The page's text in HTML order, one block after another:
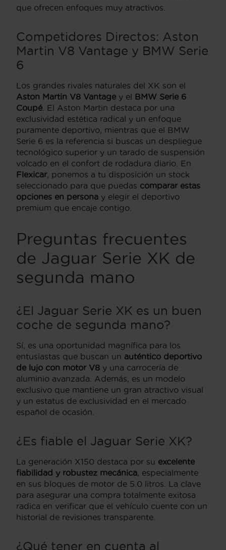
que ofrecen enfoques muy atractivos.
Competidores Directos: Aston
Martin V8 Vantage y BMW Serie
6
Los grandes rivales naturales del XK son el
Aston Martin V8 Vantage y el BMW Serie 6
Coupé El Aston Martin destaca por una
exclusividad estética radical y un enfoque
puramente deportivo, mientras que el BMW
Serie 6 es la referencia si buscas un despliegue
tecnológico superior y un tarado de suspensión
volcado en el confort de rodadura diario. En
Flexicar, ponemos a tu disposición un stock
seleccionado para que puedas comparar estas
opciones en persona y elegir el deportivo
premium que encaje contigo.
Preguntas frecuentes
de Jaguar Serie XK de
segunda mano
¿El Jaguar Serie XK es un buen
coche de segunda mano?
Sí, es una oportunidad magnífica para los
entusiastas que buscan un auténtico deportivo
de lujo con motor V8 y una carrocería de
aluminio avanzada. Además, es un modelo
exclusivo que mantiene un gran atractivo visual
y un estatus de exclusividad en el mercado
español de ocasión.
¿Es fiable el Jaguar Serie XK?
La generación X150 destaca por su excelente
fiabilidad y robustez mecánica, especialmente
en sus bloques de motor de 5.0 litros. La clave
para asegurar una compra totalmente exitosa
radica en verificar que el vehículo cuente con un
historial de revisiones transparente.
¿Qué tener en cuenta al